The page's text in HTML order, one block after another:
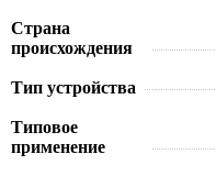
Страна
происхождения
Тип устройства
Типовое
применение